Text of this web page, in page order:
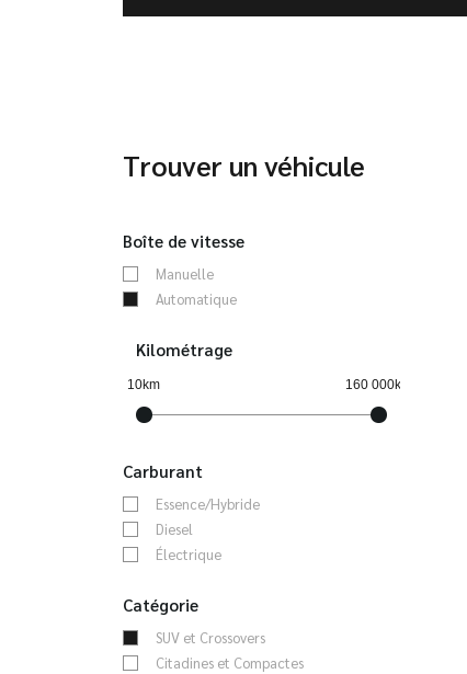
Trouver un véhicule
Boîte de vitesse
Manuelle
Automatique
Kilométrage
10km 160 000km
Carburant
Essence/Hybride
Diesel
Électrique
Catégorie
SUV et Crossovers
Citadines et Compactes